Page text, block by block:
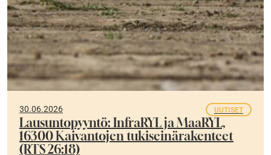
30.06.2026 UUTISET
Lausuntopyyntö: InfraRYL ja MaaRYL,
16300 Kaivantojen tukiseinärakenteet
(RTS 26:18)